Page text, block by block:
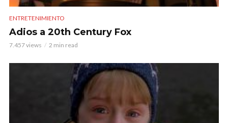
ENTRETENIMIENTO
Adios a 20th Century Fox
7.457 views 2 min read